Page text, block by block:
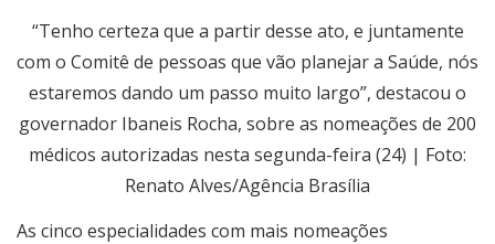
“Tenho certeza que a partir desse ato, e juntamente
com o Comitê de pessoas que vão planejar a Saúde, nós
estaremos dando um passo muito largo”, destacou o
governador Ibaneis Rocha, sobre as nomeações de 200
médicos autorizadas nesta segunda-feira (24) | Foto:
Renato Alves/Agência Brasília
As cinco especialidades com mais nomeações